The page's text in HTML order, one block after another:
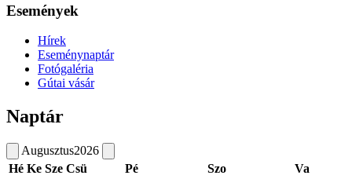
Események
Hírek
Eseménynaptár
Fotógaléria
Gútai vásár
Naptár
Augusztus2026
Hé Ke Sze Csü Pé Szo Va